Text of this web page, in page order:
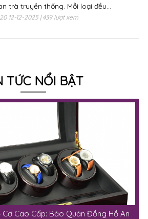
trà truyền thống. Mỗi loại đều...
12-12-2025 | 439 lượt xem
TỨC NỔI BẬT
Cao Cấp: Bảo Quản Đồng Hồ An